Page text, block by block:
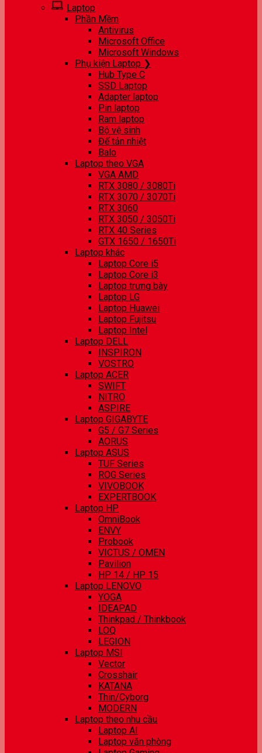
Laptop
Phần Mềm
Antivirus
Microsoft Office
Microsoft Windows
Phụ kiện Laptop ❯
Hub Type C
SSD Laptop
Adapter laptop
Pin laptop
Ram laptop
Bộ vệ sinh
Đế tản nhiệt
Balo
Laptop theo VGA
VGA AMD
RTX 3080 / 3080Ti
RTX 3070 / 3070Ti
RTX 3060
RTX 3050 / 3050Ti
RTX 40 Series
GTX 1650 / 1650Ti
Laptop khác
Laptop Core i5
Laptop Core i3
Laptop trưng bày
Laptop LG
Laptop Huawei
Laptop Fujitsu
Laptop Intel
Laptop DELL
INSPIRON
VOSTRO
Laptop ACER
SWIFT
NITRO
ASPIRE
Laptop GIGABYTE
G5 / G7 Series
AORUS
Laptop ASUS
TUF Series
ROG Series
VIVOBOOK
EXPERTBOOK
Laptop HP
OmniBook
ENVY
Probook
VICTUS / OMEN
Pavilion
HP 14 / HP 15
Laptop LENOVO
YOGA
IDEAPAD
Thinkpad / Thinkbook
LOQ
LEGION
Laptop MSI
Vector
Crosshair
KATANA
Thin/Cyborg
MODERN
Laptop theo nhu cầu
Laptop AI
Laptop văn phòng